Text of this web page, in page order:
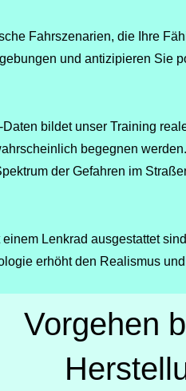
Fahrszenarien, die Ihre
und antizipieren Sie
bildet unser Training
begegnen
der Gefahren im
Lenkrad ausgestattet
erhöht den Realismus
Vorgehen